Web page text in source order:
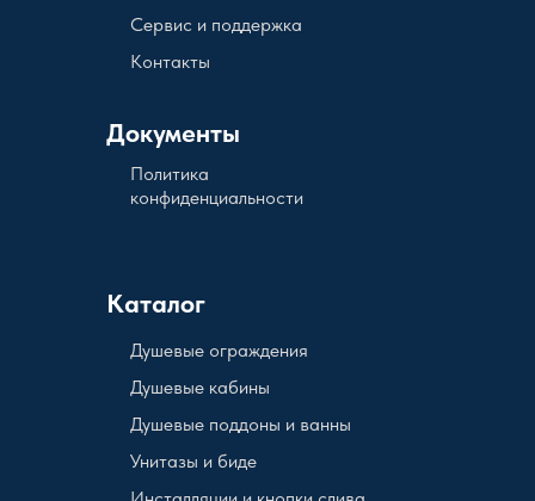
Документы
Политика
конфиденциальности
Сервис и поддержка
Контакты
Каталог
Душевые кабины
Душевые поддоны и ванны
Унитазы и биде
Душевые ограждения